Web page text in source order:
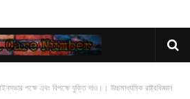
পক্ষে এবং বিপক্ষে যুক্তি দাও।। উচ্চমাধ্যমিক রাষ্ট্রবিজ্ঞান